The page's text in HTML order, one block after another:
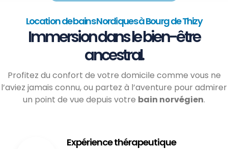
Location de bains Nordiques à Bourg de Thizy
Immersion dans le bien-être
ancestral.
Profitez du confort de votre domicile comme vous ne
l’aviez jamais connu, ou partez à l’aventure pour admirer
un point de vue depuis votre bain norvégien.
Expérience thérapeutique